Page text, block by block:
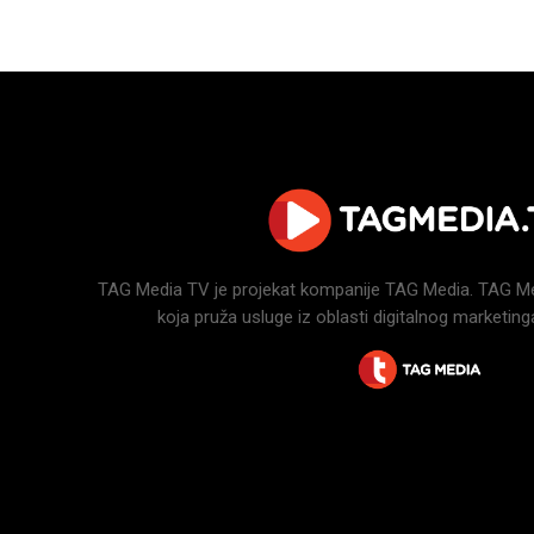
TAG Media TV je projekat kompanije TAG Media. TAG
koja pruža usluge iz oblasti digitalnog